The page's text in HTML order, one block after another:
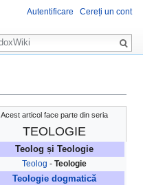
Acest articol face parte din seria
TEOLOGIE
Teolog și Teologie
Teolog - Teologie
Teologie dogmatică
Autentificare Cereți un cont